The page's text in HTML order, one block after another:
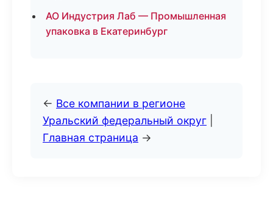
АО Индустрия Лаб — Промышленная
упаковка в Екатеринбург
← Все компании в регионе
Уральский федеральный округ
Главная страница →